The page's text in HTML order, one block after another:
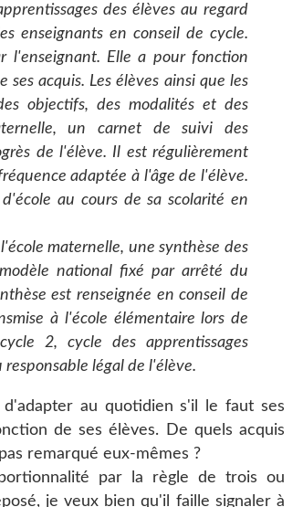
des élèves au regard
enseignants en conseil de cycle.
l'enseignant. Elle a pour fonction
acquis. Les élèves ainsi que les
objectifs, des modalités et des
un carnet de suivi des
de l'élève. Il est régulièrement
adaptée à l'âge de l'élève.
au cours de sa scolarité en
maternelle, une synthèse des
national fixé par arrêté du
est renseignée en conseil de
à l'école élémentaire lors de
2, cycle des apprentissages
légal de l'élève.
au quotidien s'il le faut ses
de ses élèves. De quels acquis
remarqué eux-mêmes ?
par la règle de trois ou
je veux bien qu'il faille signaler à